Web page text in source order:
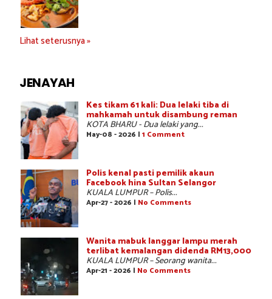
Lihat seterusnya »
JENAYAH
Kes tikam 61 kali: Dua lelaki tiba di
mahkamah untuk disambung reman
KOTA BHARU - Dua lelaki yang...
May-08 - 2026 | 1 Comment
Polis kenal pasti pemilik akaun
Facebook hina Sultan Selangor
KUALA LUMPUR – Polis...
Apr-27 - 2026 | No Comments
Wanita mabuk langgar lampu merah
terlibat kemalangan didenda RM13,000
KUALA LUMPUR – Seorang wanita...
Apr-21 - 2026 | No Comments